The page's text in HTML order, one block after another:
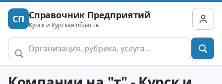
СП Справочник Предприятий
Курск и Курская область